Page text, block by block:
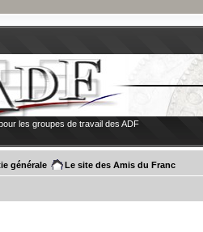
les groupes de travail des ADF
générale Le site des Amis du Franc